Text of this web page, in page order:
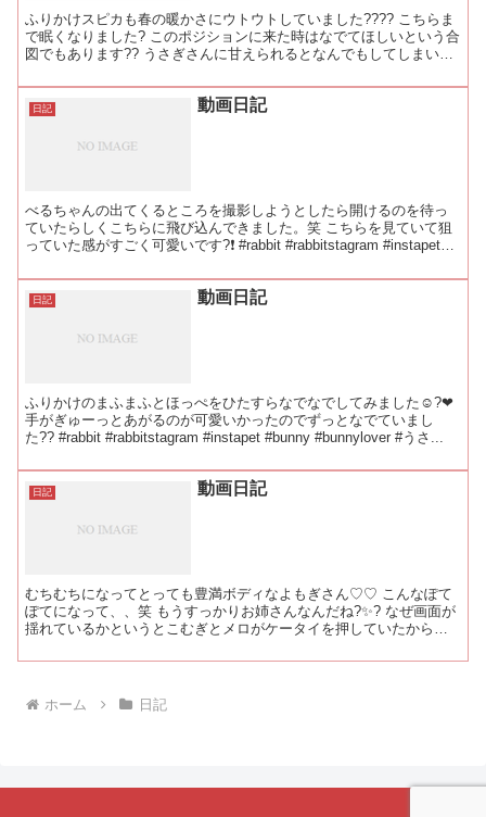
ふりかけスピカも春の暖かさにウトウトしていました???? こちらま
で眠くなりました? このポジションに来た時はなでてほしいという合
図でもあります?? うさぎさんに甘えられるとなんでもしてしまいま
日記 動画日記
べるちゃんの出てくるところを撮影しようとしたら開けるのを待っ
ていたらしくこちらに飛び込んできました。笑 こちらを見ていて狙
っていた感がすごく可愛いです?❗ #rabbit #rabbitstagram #instapet
日記 動画日記
ふりかけのまふまふとほっぺをひたすらなでなでしてみました☺?❤
手がぎゅーっとあがるのが可愛いかったのでずっとなでていまし
た?? #rabbit #rabbitstagram #instapet #bunny #bunnylover #うさ...
日記 動画日記
むちむちになってとっても豊満ボディなよもぎさん♡♡ こんなぽて
ぽてになって、、笑 もうすっかりお姉さんなんだね?✨? なぜ画面が
揺れているかというとこむぎとメロがケータイを押していたからで
ホーム 日記